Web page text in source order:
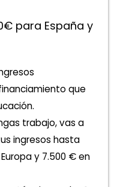
para España y
que
trabajo, vas a
ingresos hasta
y 7.500 € en